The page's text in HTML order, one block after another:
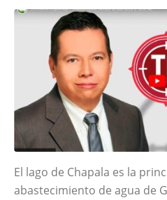
El lago de Chapala es la
abastecimiento de agua de